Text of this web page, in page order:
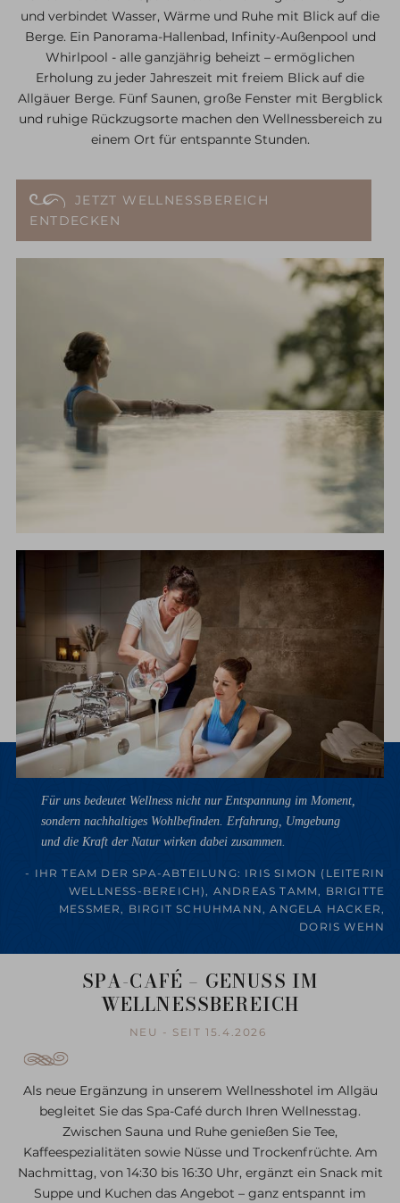
und verbindet Wasser, Wärme und Ruhe mit Blick auf die
Berge. Ein Panorama-Hallenbad, Infinity-Außenpool und
Whirlpool - alle ganzjährig beheizt – ermöglichen
Erholung zu jeder Jahreszeit mit freiem Blick auf die
Allgäuer Berge. Fünf Saunen, große Fenster mit Bergblick
und ruhige Rückzugsorte machen den Wellnessbereich zu
einem Ort für entspannte Stunden.
JETZT WELLNESSBEREICH
ENTDECKEN
Für uns bedeutet Wellness nicht nur Entspannung im Moment,
sondern nachhaltiges Wohlbefinden. Erfahrung, Umgebung
und die Kraft der Natur wirken dabei zusammen.
- IHR TEAM DER SPA-ABTEILUNG: IRIS SIMON (LEITERIN
WELLNESS-BEREICH), ANDREAS TAMM, BRIGITTE
MESSMER, BIRGIT SCHUHMANN, ANGELA HACKER,
DORIS WEHN
SPA-CAFÉ – GENUSS IM
WELLNESSBEREICH
NEU - SEIT 15.4.2026
Als neue Ergänzung in unserem Wellnesshotel im Allgäu
begleitet Sie das Spa-Café durch Ihren Wellnesstag.
Zwischen Sauna und Ruhe genießen Sie Tee,
Kaffeespezialitäten sowie Nüsse und Trockenfrüchte. Am
Nachmittag, von 14:30 bis 16:30 Uhr, ergänzt ein Snack mit
Suppe und Kuchen das Angebot – ganz entspannt im